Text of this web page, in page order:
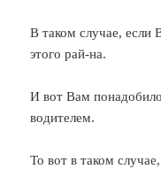
В таком случае, если
этого рай-на.
И вот Вам
водителем.
То вот в таком